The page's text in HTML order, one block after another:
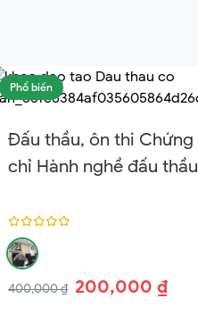
Phổ biến
Đấu thầu, ôn thi Chứng
chỉ Hành nghề đấu thầu
400,000 ₫ 200,000 ₫